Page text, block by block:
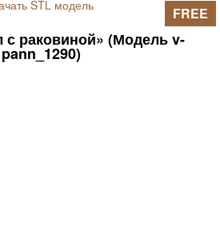
с раковиной» (Модель v-
pann_1290)
FREE